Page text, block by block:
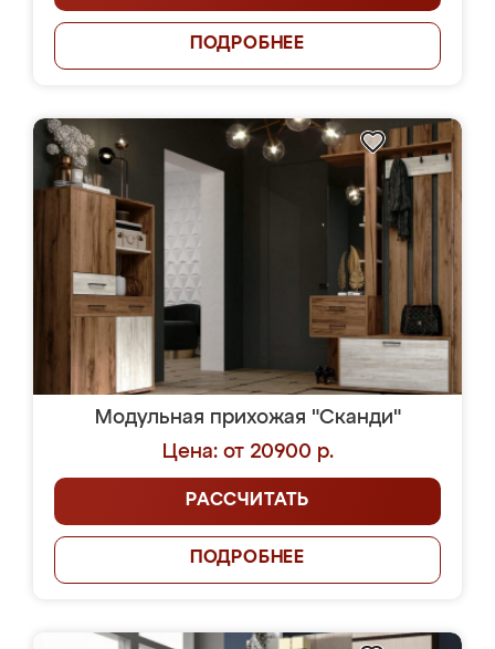
ПОДРОБНЕЕ
Модульная прихожая "Сканди"
Цена: от 20900 р.
РАССЧИТАТЬ
ПОДРОБНЕЕ